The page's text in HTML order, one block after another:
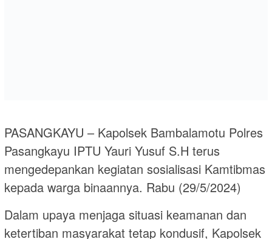
PASANGKAYU – Kapolsek Bambalamotu Polres
Pasangkayu IPTU Yauri Yusuf S.H terus
mengedepankan kegiatan sosialisasi Kamtibmas
kepada warga binaannya. Rabu (29/5/2024)
Dalam upaya menjaga situasi keamanan dan
ketertiban masyarakat tetap kondusif, Kapolsek